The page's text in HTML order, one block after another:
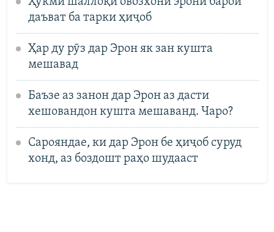
даъват ба тарки ҳиҷоб
Ҳар ду рӯз дар Эрон як зан кушта
мешавад
Баъзе аз занон дар Эрон аз дасти
хешовандон кушта мешаванд. Чаро?
Сарояндае, ки дар Эрон бе ҳиҷоб суруд
хонд, аз боздошт раҳо шудааст